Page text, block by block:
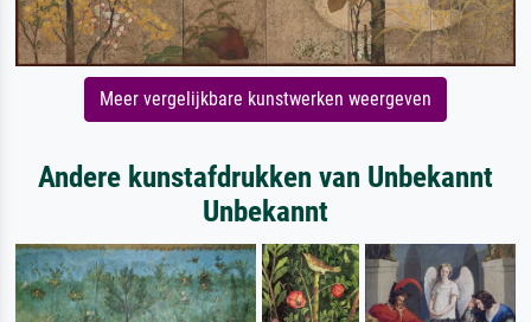
Meer vergelijkbare kunstwerken weergeven
Andere kunstafdrukken van Unbekannt
Unbekannt